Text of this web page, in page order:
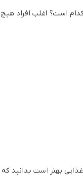
است؟ اغلب افراد هیچ
بهتر است بدانید که